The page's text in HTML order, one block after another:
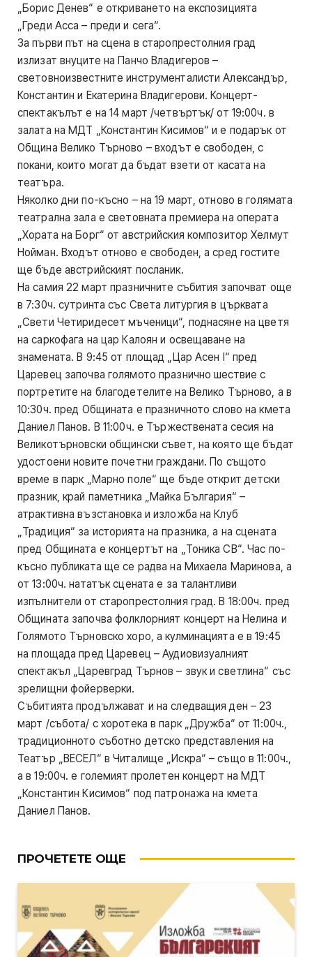
„Борис Денев“ е откриването на експозицията
„Греди Асса – преди и сега“.
За първи път на сцена в старопрестолния град
излизат внуците на Панчо Владигеров –
световноизвестните инструменталисти Александър,
Константин и Екатерина Владигерови. Концерт-
спектакълът е на 14 март /четвъртък/ от 19:00ч. в
залата на МДТ „Константин Кисимов“ и е подарък от
Община Велико Търново – входът е свободен, с
покани, които могат да бъдат взети от касата на
театъра.
Няколко дни по-късно – на 19 март, отново в голямата
театрална зала е световната премиера на операта
„Хората на Борг“ от австрийския композитор Хелмут
Нойман. Входът отново е свободен, а сред гостите
ще бъде австрийският посланик.
На самия 22 март празничните събития започват още
в 7:30ч. сутринта със Света литургия в църквата
„Свети Четиридесет мъченици“, поднасяне на цветя
на саркофага на цар Калоян и освещаване на
знамената. В 9:45 от площад „Цар Асен I“ пред
Царевец започва голямото празнично шествие с
портретите на благодетелите на Велико Търново, а в
10:30ч. пред Общината е празничното слово на кмета
Даниел Панов. В 11:00ч. е Тържествената сесия на
Великотърновски общински съвет, на която ще бъдат
удостоени новите почетни граждани. По същото
време в парк „Марно поле“ ще бъде открит детски
празник, край паметника „Майка България“ –
атрактивна възстановка и изложба на Клуб
„Традиция“ за историята на празника, а на сцената
пред Общината е концертът на „Тоника СВ“. Час по-
късно публиката ще се радва на Михаела Маринова, а
от 13:00ч. нататък сцената е за талантливи
изпълнители от старопрестолния град. В 18:00ч. пред
Общината започва фолклорният концерт на Нелина и
Голямото Търновско хоро, а кулминацията е в 19:45
на площада пред Царевец – Аудиовизуалният
спектакъл „Царевград Търнов – звук и светлина“ със
зрелищни фойерверки.
Събитията продължават и на следващия ден – 23
март /събота/ с хоротека в парк „Дружба“ от 11:00ч.,
традиционното съботно детско представления на
Театър „ВЕСЕЛ“ в Читалище „Искра“ – също в 11:00ч.,
а в 19:00ч. е големият пролетен концерт на МДТ
„Константин Кисимов“ под патронажа на кмета
Даниел Панов.
ПРОЧЕТЕТЕ ОЩЕ